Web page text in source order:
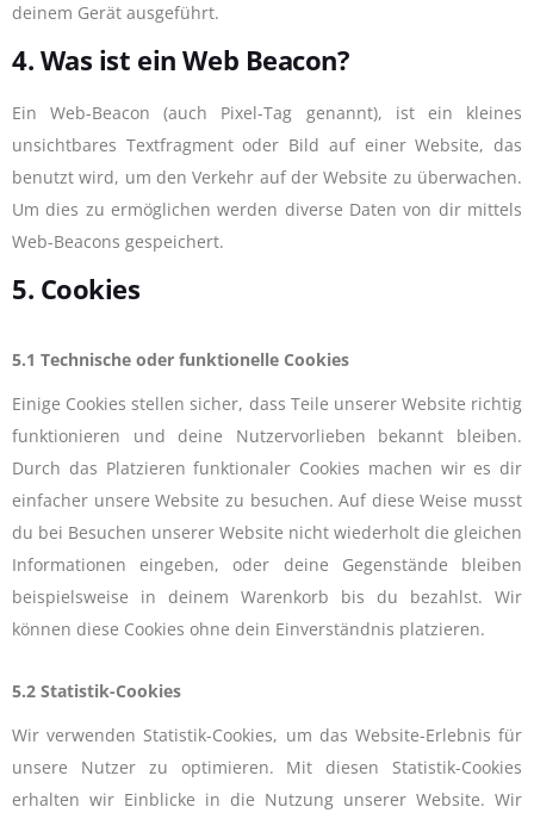
deinem Gerät ausgeführt.
4. Was ist ein Web Beacon?
Ein Web-Beacon (auch Pixel-Tag genannt), ist ein kleines
unsichtbares Textfragment oder Bild auf einer Website, das
benutzt wird, um den Verkehr auf der Website zu überwachen.
Um dies zu ermöglichen werden diverse Daten von dir mittels
Web-Beacons gespeichert.
5. Cookies
5.1 Technische oder funktionelle Cookies
Einige Cookies stellen sicher, dass Teile unserer Website richtig
funktionieren und deine Nutzervorlieben bekannt bleiben.
Durch das Platzieren funktionaler Cookies machen wir es dir
einfacher unsere Website zu besuchen. Auf diese Weise musst
du bei Besuchen unserer Website nicht wiederholt die gleichen
Informationen eingeben, oder deine Gegenstände bleiben
beispielsweise in deinem Warenkorb bis du bezahlst. Wir
können diese Cookies ohne dein Einverständnis platzieren.
5.2 Statistik-Cookies
Wir verwenden Statistik-Cookies, um das Website-Erlebnis für
unsere Nutzer zu optimieren. Mit diesen Statistik-Cookies
erhalten wir Einblicke in die Nutzung unserer Website. Wir